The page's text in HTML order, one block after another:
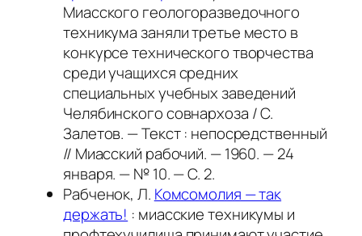
Миасского геологоразведочного
техникума заняли третье место в
конкурсе технического творчества
среди учащихся средних
специальных учебных заведений
Челябинского совнархоза / С.
Залетов. — Текст : непосредственный
// Миасский рабочий. — 1960. — 24
января. — № 10. — С. 2.
Рабченок, Л. Комсомолия — так
держать! : миасские техникумы и